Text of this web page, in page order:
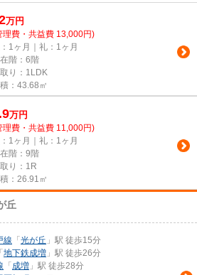
万円
理費・共益費 13,000円)
1ヶ月｜礼：1ヶ月
階：6階
り：1LDK
：43.68㎡
万円
理費・共益費 11,000円)
1ヶ月｜礼：1ヶ月
階：9階
り：1R
：26.91㎡
丘
線 「 光が丘 」駅 徒歩15分
「 地下鉄成増 」駅 徒歩26分
「 成増 」駅 徒歩28分